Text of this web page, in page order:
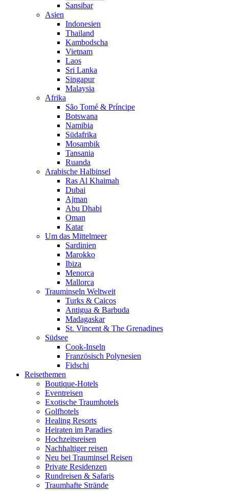
Sansibar
Asien
Indonesien
Thailand
Kambodscha
Vietnam
Laos
Sri Lanka
Singapur
Malaysia
Afrika
São Tomé & Príncipe
Botswana
Namibia
Südafrika
Mosambik
Tansania
Ruanda
Arabische Halbinsel
Ras Al Khaimah
Dubai
Ajman
Abu Dhabi
Oman
Katar
Um das Mittelmeer
Sardinien
Marokko
Ibiza
Menorca
Mallorca
Trauminseln Weltweit
Turks & Caicos
Antigua & Barbuda
Madagaskar
St. Vincent & The Grenadines
Südsee
Cook-Inseln
Französisch Polynesien
Fidschi
Reisethemen
Boutique-Hotels
Eventreisen
Exotische Traumhotels
Golfhotels
Healing Resorts
Heiraten im Paradies
Hochzeitsreisen
Nachhaltiger reisen
Neu bei Trauminsel Reisen
Private Residenzen
Rundreisen & Safaris
Traumhafte Strände